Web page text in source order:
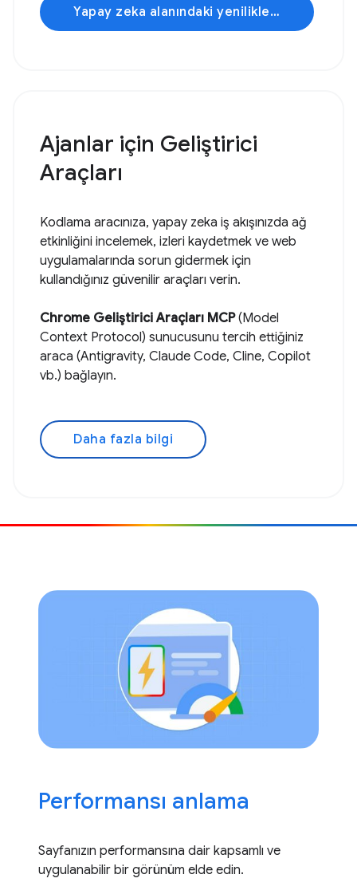
Yapay zeka alanındaki yenilikleri keşfedin
Ajanlar için Geliştirici
Araçları
Kodlama aracınıza, yapay zeka iş akışınızda ağ
etkinliğini incelemek, izleri kaydetmek ve web
uygulamalarında sorun gidermek için
kullandığınız güvenilir araçları verin.
Chrome Geliştirici Araçları MCP(Model
Context Protocol) sunucusunu tercih ettiğiniz
araca (Antigravity, Claude Code, Cline, Copilot
vb.) bağlayın.
Daha fazla bilgi
Performansı anlama
Sayfanızın performansına dair kapsamlı ve
uygulanabilir bir görünüm elde edin.